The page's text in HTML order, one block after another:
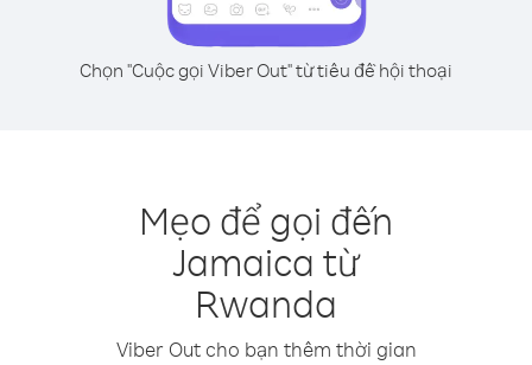
Chọn "Cuộc gọi Viber Out" từ tiêu đề hội thoại
Mẹo để gọi đến
Jamaica từ
Rwanda
Viber Out cho bạn thêm thời gian